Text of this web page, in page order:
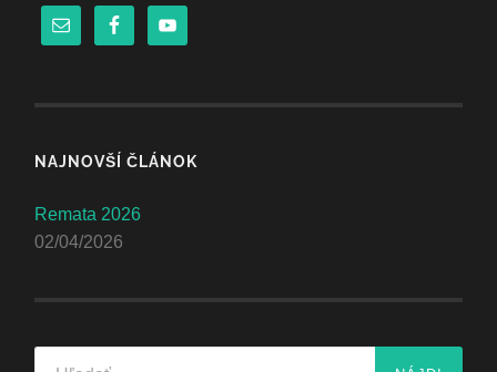
NAJNOVŠÍ ČLÁNOK
Remata 2026
02/04/2026